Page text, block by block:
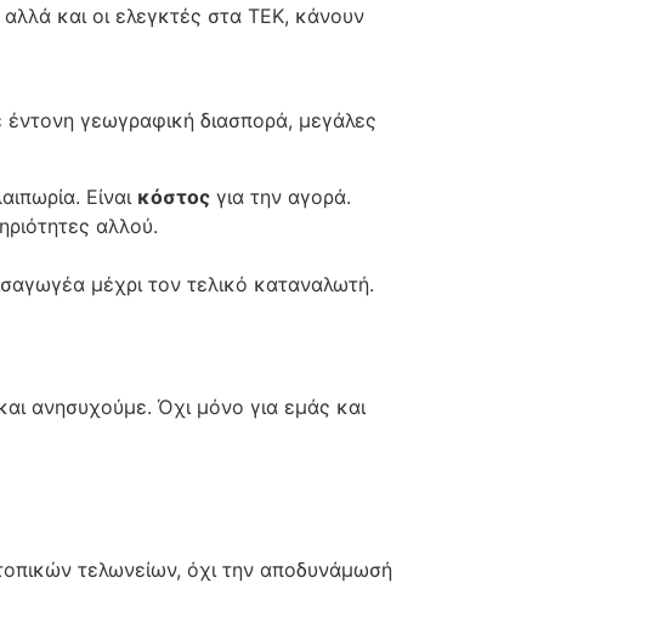
και οι ελεγκτές στα ΤΕΚ, κάνουν
γεωγραφική διασπορά, μεγάλες
Είναι κόστος για την αγορά.
αλλού.
μέχρι τον τελικό καταναλωτή.
ανησυχούμε. Όχι μόνο για εμάς και
τελωνείων, όχι την αποδυνάμωσή